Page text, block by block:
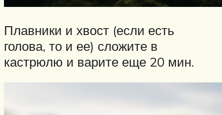
Плавники и хвост (если есть
голова, то и ее) сложите в
кастрюлю и варите еще 20 мин.